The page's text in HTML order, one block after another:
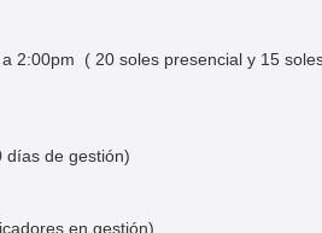
2:00pm​ ( 20 soles presencial y 15
días de gestión)​
en gestión)​